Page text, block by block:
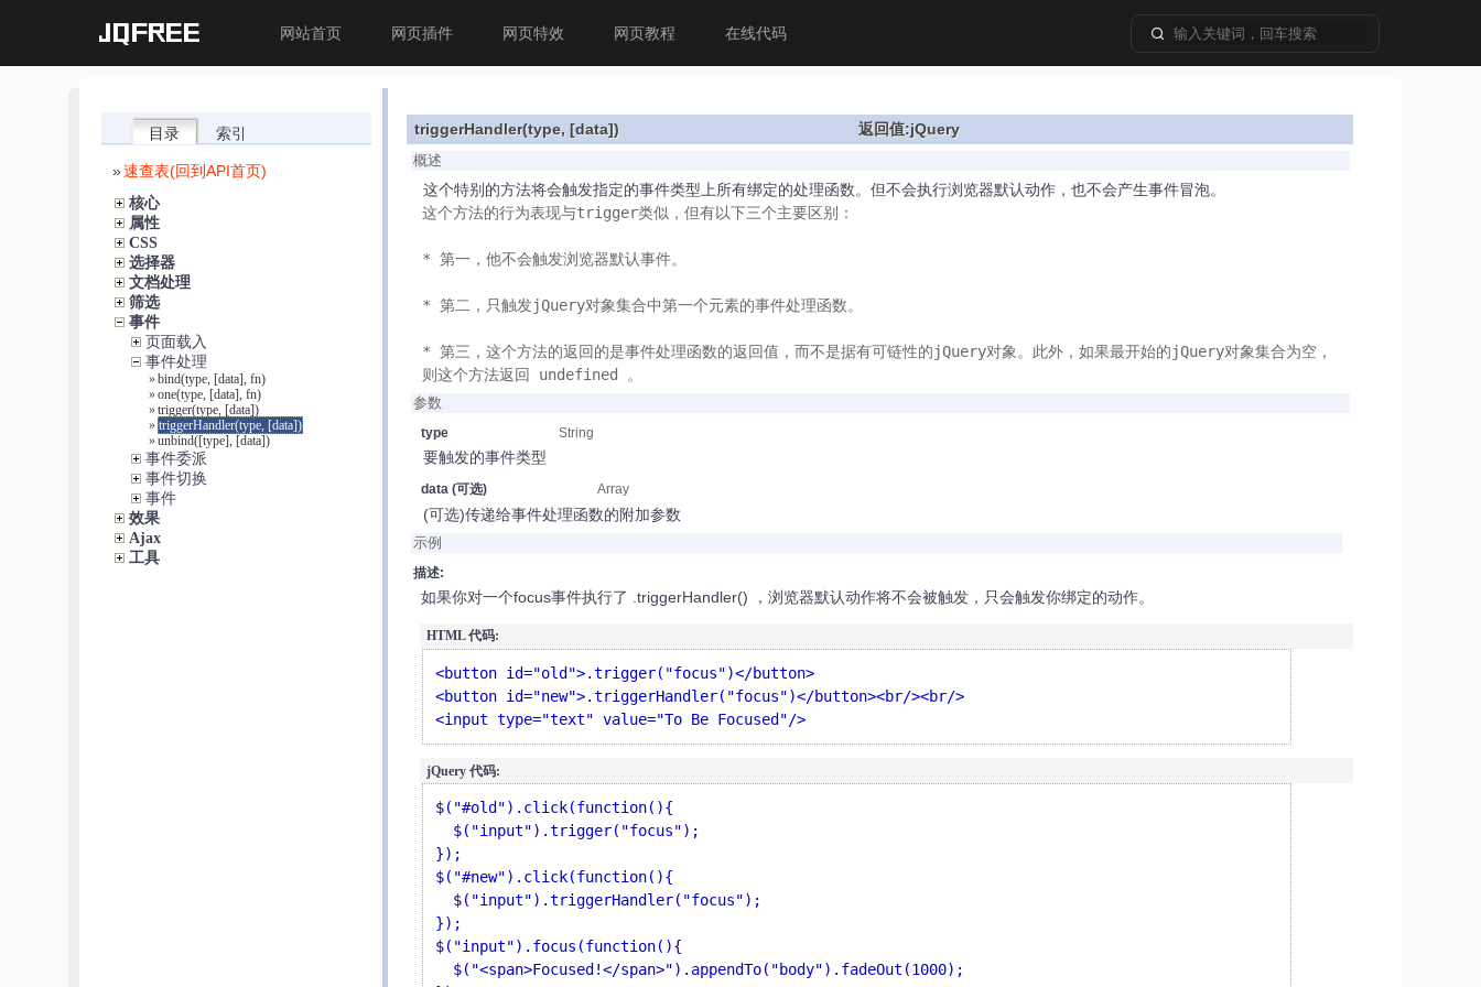
JQFREE 网站首页 网页插件 网页特效 网页教程 在线代码
返回值:jQuery
triggerHandler(type, [data])
概述
这个特别的方法将会触发指定的事件类型上所有绑定的处理函数。但不会执行浏览器默认动作，也不会产生事件冒泡。
这个方法的行为表现与trigger类似，但有以下三个主要区别：
* 第一，他不会触发浏览器默认事件。
* 第二，只触发jQuery对象集合中第一个元素的事件处理函数。
* 第三，这个方法的返回的是事件处理函数的返回值，而不是据有可链性的jQuery对象。此外，如果最开始的jQuery对象集合为空，
则这个方法返回 undefined 。
参数
type
String
要触发的事件类型
data (可选) Array
(可选)传递给事件处理函数的附加参数
示例
描述:
如果你对一个focus事件执行了 .triggerHandler() ，浏览器默认动作将不会被触发，只会触发你绑定的动作。
HTML 代码:
<button id="old">.trigger("focus")</button>
<button id="new">.triggerHandler("focus")</button><br/><br/>
<input type="text" value="To Be Focused"/>
jQuery 代码:
$("#old").click(function(){
});
$("#new").click(function(){
});
$("input").focus(function(){
目录 索引
»速查表(回到API首页)
核心
属性
CSS
选择器
文档处理
筛选
事件
页面载入
事件处理
»bind(type, [data], fn)
»one(type, [data], fn)
»trigger(type, [data])
» triggerHandler(type, [data])
»unbind([type], [data])
事件委派
事件切换
事件
效果
Ajax
工具